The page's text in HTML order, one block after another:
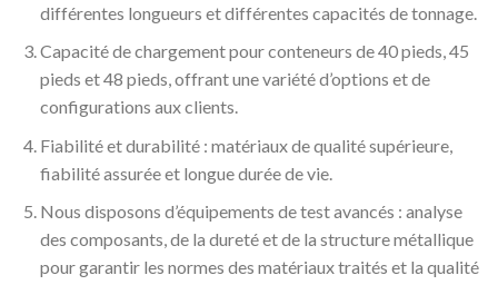
différentes longueurs et différentes capacités de tonnage.
Capacité de chargement pour conteneurs de 40 pieds, 45
pieds et 48 pieds, offrant une variété d’options et de
configurations aux clients.
Fiabilité et durabilité : matériaux de qualité supérieure,
fiabilité assurée et longue durée de vie.
Nous disposons d’équipements de test avancés : analyse
des composants, de la dureté et de la structure métallique
pour garantir les normes des matériaux traités et la qualité